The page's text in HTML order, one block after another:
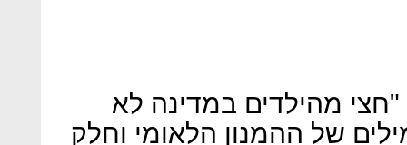
"חצי מהילדים במדינה לא
של ההמנון הלאומי וחלק